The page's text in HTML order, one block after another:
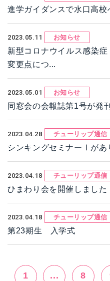
進学ガイダンスで水口高校
2023.05.11 お知らせ
新型コロナウイルス感染
変更点につ...
2023.05.01 お知らせ
同窓会の会報誌第1号が発
2023.04.28 チューリップ通信
シンキングセミナーⅠがあ
2023.04.18 チューリップ通信
ひまわり会を開催しました
2023.04.18 チューリップ通信
第23期生 入学式
1 ... 8